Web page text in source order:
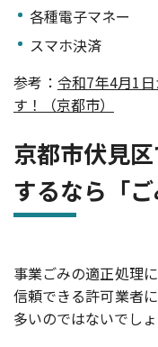
各種電子マネー
スマホ決済
参考： 令和7年4月1
す！（京都市）
京都市伏見
するなら「
事業ごみの適正処理
信頼できる許可業者
多いのではないでしょ